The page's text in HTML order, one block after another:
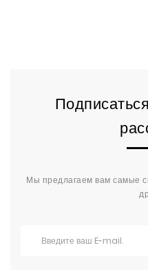
Мы предлагаем вам самые